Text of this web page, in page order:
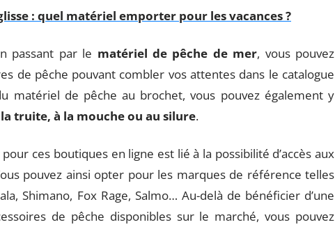
: quel matériel emporter pour les vacances ?
passant par le matériel de pêche de mer, vous pouvez
de pêche pouvant combler vos attentes dans le catalogue
matériel de pêche au brochet, vous pouvez également y
truite, à la mouche ou au silure.
ces boutiques en ligne est lié à la possibilité d’accès aux
pouvez ainsi opter pour les marques de référence telles
Shimano, Fox Rage, Salmo… Au-delà de bénéficier d’une
de pêche disponibles sur le marché, vous pouvez